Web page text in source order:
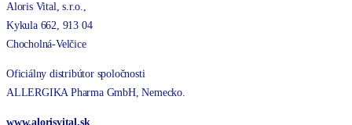
Aloris Vital, s.r.o.,
Kykula 662, 913 04
Chocholná-Velčice
Oficiálny distribútor spoločnosti
ALLERGIKA Pharma GmbH, Nemecko.
www.alorisvital.sk